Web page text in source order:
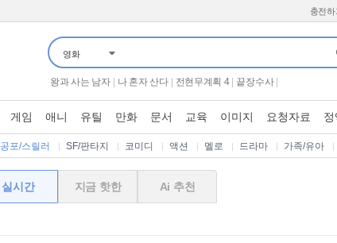
충전하
영화
가족관계증명서
더 시즌즈 성시경의 고막남친 | 해피투게더 혼자가 아니어서 좋아 |
왕과 사는 남자
나 혼자 산다 전현무계획 4 끝장수사
옥탑방의 문제아들 | 뷰티클리닉 터치미 가화만사성 | 너자2 |
신랑수업2 | 금타는 금요일 | 프로텍터 | 만약에 우리 | 하트맨 |
오늘은 아빠랑
게임 애니 유틸 만화 문서 교육 이미지 요청자료
공포/스릴러 SF/판타지 코미디 액션 멜로 드라마 가족/유아
실시간 지금 핫한 Ai 추천